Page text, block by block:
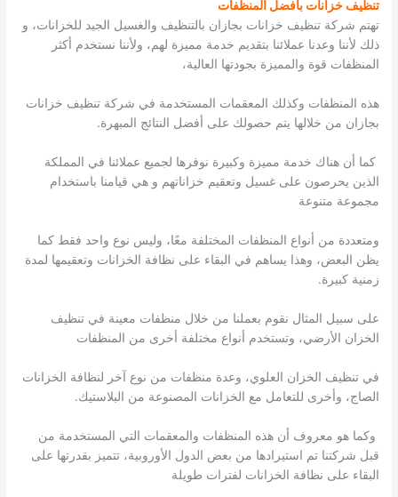
تنظيف خزانات بأفضل المنظفات
تهتم شركة تنظيف خزانات بجازان بالتنظيف والغسيل الجيد للخزانات، و
ذلك لأننا وعدنا عملائنا بتقديم خدمة مميزة لهم، ولأننا نستخدم أكثر
المنظفات قوة والمميزة بجودتها العالية،
هذه المنظفات وكذلك المعقمات المستخدمة في شركة تنظيف خزانات
بجازان من خلالها يتم حصولك على أفضل النتائج المبهرة.
كما أن هناك خدمة مميزة وكبيرة نوفرها لجميع عملائنا في المملكة
الذين يحرصون على غسيل وتعقيم خزاناتهم و هي قيامنا باستخدام
مجموعة متنوعة
ومتعددة من أنواع المنظفات المختلفة معًا، وليس نوع واحد فقط كما
يظن البعض، وهذا يساهم في البقاء على نظافة الخزانات وتعقيمها لمدة
زمنية كبيرة.
على سبيل المثال نقوم بعملنا من خلال منظفات معينة في تنظيف
الخزان الأرضي، وتستخدم أنواع مختلفة أخرى من المنظفات
في تنظيف الخزان العلوي، وعدة منظفات من نوع آخر لنظافة الخزانات
الصاج، وأخرى للتعامل مع الخزانات المصنوعة من البلاستيك.
وكما هو معروف أن هذه المنظفات والمعقمات التي المستخدمة من
قبل شركتنا تم استيرادها من بعض الدول الأوروبية، تتميز بقدرتها على
البقاء على نظافة الخزانات لفترات طويلة